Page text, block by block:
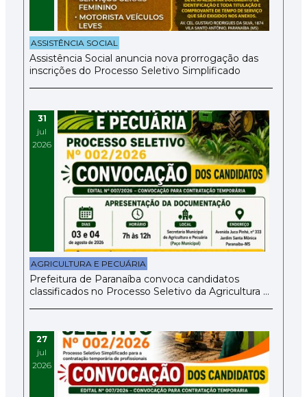
ASSISTÊNCIA SOCIAL
Assistência Social anuncia nova prorrogação das
inscrições do Processo Seletivo Simplificado
31
jul
2026
AGRICULTURA E PECUÁRIA
Prefeitura de Paranaíba convoca candidatos
classificados no Processo Seletivo da Agricultura e
27
jul
2026